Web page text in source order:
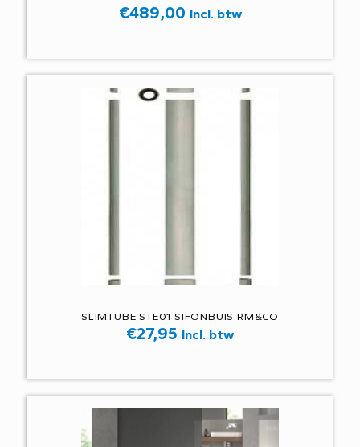
€489,00 Incl. btw
SLIMTUBE STE01 SIFONBUIS RM&CO
€27,95 Incl. btw